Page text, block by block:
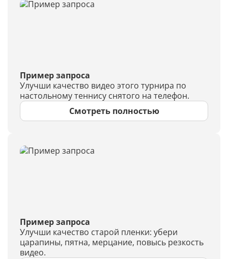
Пример запроса
Улучши качество видео этого турнира по
настольному теннису снятого на телефон.
Смотреть полностью
Пример запроса
Улучши качество старой пленки: убери
царапины, пятна, мерцание, повысь резкость
видео.